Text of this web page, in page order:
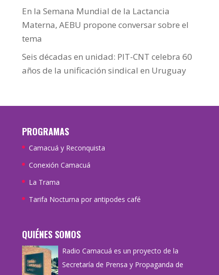
En la Semana Mundial de la Lactancia
Materna, AEBU propone conversar sobre el
tema
Seis décadas en unidad: PIT-CNT celebra 60
años de la unificación sindical en Uruguay
PROGRAMAS
Camacuá y Reconquista
Conexión Camacuá
La Trama
Tarifa Nocturna por antipodes café
QUIÉNES SOMOS
Radio Camacuá es un proyecto de la
Secretaría de Prensa y Propaganda de